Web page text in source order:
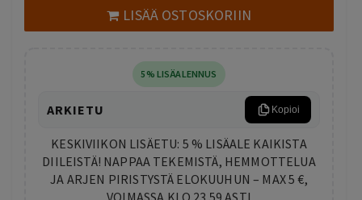
LISÄÄ OSTOSKORIIN
5% LISÄALENNUS
ARKIETU Kopioi
KESKIVIIKON LISÄETU: 5 % LISÄALE KAIKISTA
DIILEISTÄ! NAPPAA TEKEMISTÄ, HEMMOTTELUA
JA ARJEN PIRISTYSTÄ ELOKUUHUN – MAX 5 €,
VOIMASSA KLO 23.59 ASTI